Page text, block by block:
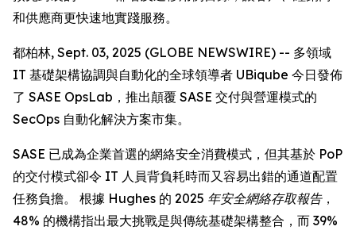
和供應商更快速地實踐服務。
都柏林, Sept. 03, 2025 (GLOBE NEWSWIRE) -- 多領域
IT 基礎架構協調與自動化的全球領導者 UBiqube 今日發佈
了 SASE OpsLab，推出顛覆 SASE 交付與營運模式的
SecOps 自動化解決方案市集。
SASE 已成為企業首選的網絡安全消費模式，但其基於 PoP
的交付模式卻令 IT 人員背負耗時而又容易出錯的通道配置
任務負擔。 根據 Hughes 的 2025 年安全網絡存取報告，
48% 的機構指出最大挑戰是與傳統基礎架構整合，而 39%